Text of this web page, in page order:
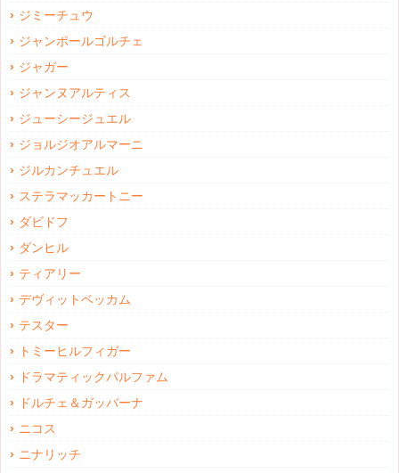
ジミーチュウ
ジャンポールゴルチェ
ジャガー
ジャンヌアルティス
ジューシージュエル
ジョルジオアルマーニ
ジルカンチュエル
ステラマッカートニー
ダビドフ
ダンヒル
ティアリー
デヴィットベッカム
テスター
トミーヒルフィガー
ドラマティックパルファム
ドルチェ＆ガッバーナ
ニコス
ニナリッチ